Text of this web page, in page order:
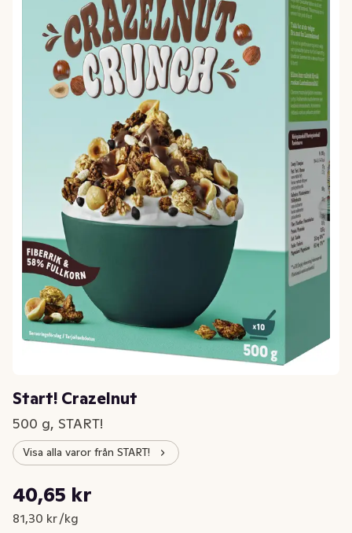
Start! Crazelnut
500 g, START!
Visa alla varor från START!
Nuvarande pris är: 40,65 kr
40,65 kr
81,30 kr /kg
Styckpris: 81,30 kr /kg